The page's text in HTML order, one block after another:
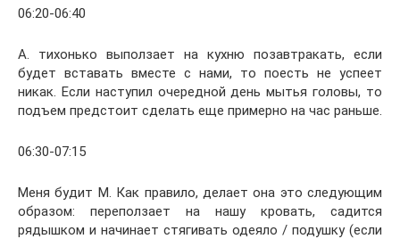
06:20-06:40
А. тихонько выползает на кухню позавтракать, если
будет вставать вместе с нами, то поесть не успеет
никак. Если наступил очередной день мытья головы, то
подъем предстоит сделать еще примерно на час раньше.
06:30-07:15
Меня будит М. Как правило, делает она это следующим
образом: переползает на нашу кровать, садится
рядышком и начинает стягивать одеяло / подушку (если